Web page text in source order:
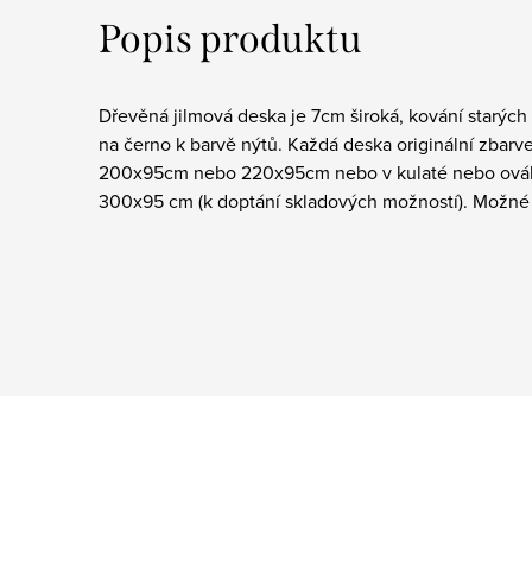
Popis produktu
Dřevěná jilmová deska je 7cm široká, kování
na černo k barvě nýtů. Každá deska originální
200x95cm nebo 220x95cm nebo v kulaté nebo
300x95 cm (k doptání skladových možností).